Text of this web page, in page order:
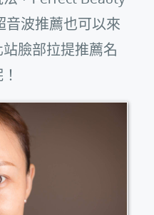
音波推薦也可以來
臉部拉提推薦名